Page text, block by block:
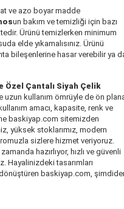
ve azo boyar madde
un bakım ve temizliği için bazı
Ürünü temizlerken minimum
elde yıkamalısınız. Ürünü
bileşenlerine hasar verebilir ya
Özel Çantalı Siyah Çelik
uzun kullanım ömrüyle de ön
amacı, kapasite, renk ve
baskiyap.com sitemizden
yüksek stoklarımız, modern
sizlere hizmet veriyoruz.
hazırlıyor, hızlı ve güvenli
Hayalinizdeki tasarımları
baskiyap.com,